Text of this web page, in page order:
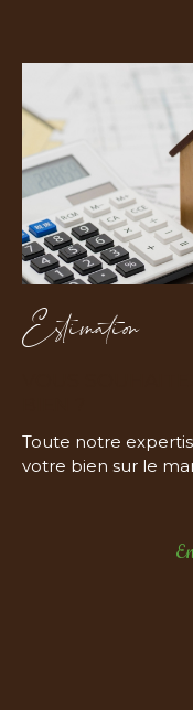
Estimation
Toute notre
votre bien sur le